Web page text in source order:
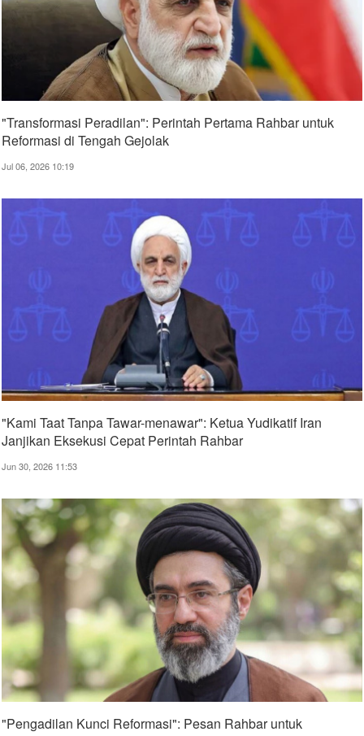
"Transformasi Peradilan": Perintah Pertama Rahbar untuk
Reformasi di Tengah Gejolak
Jul 06, 2026 10:19
"Kami Taat Tanpa Tawar-menawar": Ketua Yudikatif Iran
Janjikan Eksekusi Cepat Perintah Rahbar
Jun 30, 2026 11:53
"Pengadilan Kunci Reformasi": Pesan Rahbar untuk